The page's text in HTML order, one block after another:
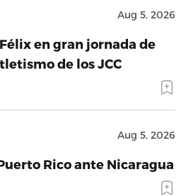
Aug 5, 2026
en gran jornada de
de los JCC
Aug 5, 2026
Rico ante Nicaragua